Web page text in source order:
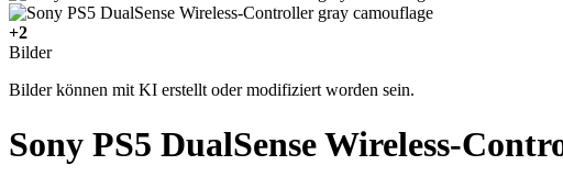
+2
Bilder
Bilder können mit KI erstellt oder modifiziert worden sein.
Sony PS5 DualSense Wireless-